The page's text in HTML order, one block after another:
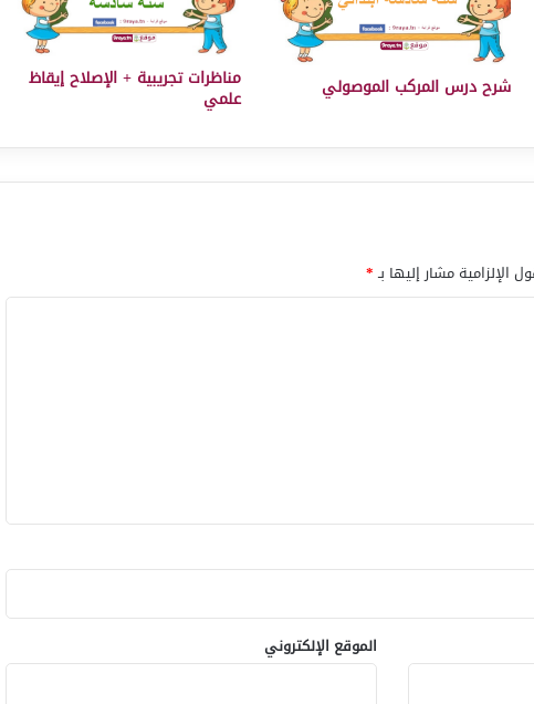
شرح درس المركب الموصولي مناظرات تجريبية + الإصلاح إيقاظ
علمي
الإلزامية مشار إليها بـ*
الموقع الإلكتروني